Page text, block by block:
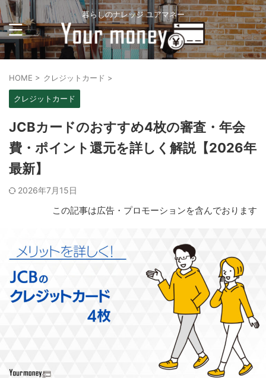
暮らしのナレッジ ユアマネー
HOME > クレジットカード >
クレジットカード
JCBカードのおすすめ4枚の審査・年会
費・ポイント還元を詳しく解説【2026年
最新】
2026年7月15日
この記事は広告・プロモーションを含んでおります